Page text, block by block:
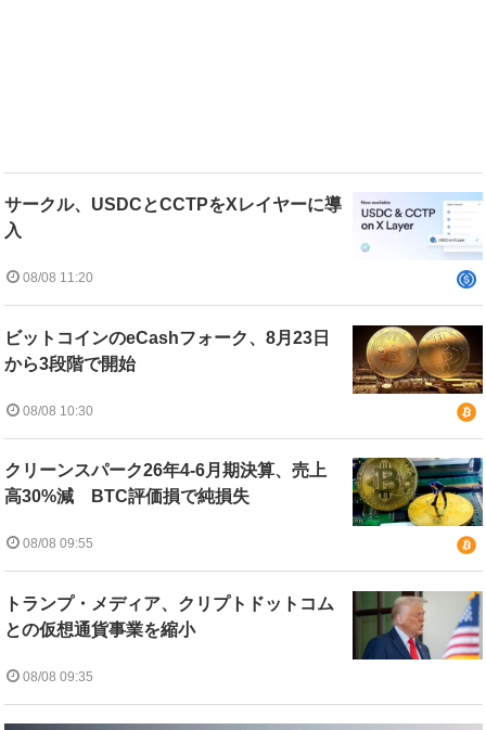
サークル、USDCとCCTPをXレイヤーに導
入
08/08 11:20
ビットコインのeCashフォーク、8月23日
から3段階で開始
08/08 10:30
クリーンスパーク26年4-6月期決算、売上
高30%減 BTC評価損で純損失
08/08 09:55
トランプ・メディア、クリプトドットコム
との仮想通貨事業を縮小
08/08 09:35